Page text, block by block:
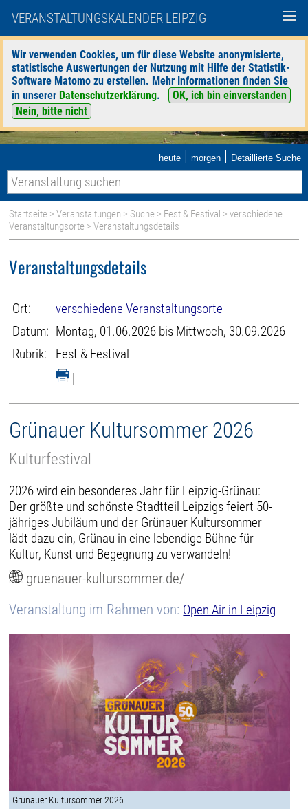
VERANSTALTUNGSKALENDER LEIPZIG
Wir verwenden Cookies, um für diese Website anonymisierte,
statistische Auswertungen der Nutzung mit Hilfe der Statistik-
Software Matomo zu erstellen. Mehr Informationen finden Sie
in unserer Datenschutzerklärung.
OK, ich bin einverstanden
Nein, bitte nicht
heute | morgen | Detaillierte Suche
Startseite >Veranstaltungen > Suche > Fest & Festival >verschiedene
Veranstaltungsorte > Veranstaltungsdetails
Veranstaltungsdetails
Ort:
verschiedene Veranstaltungsorte
Datum: Montag, 01.06.2026 bis Mittwoch, 30.09.2026
Rubrik:
Fest & Festival
|
Grünauer Kultursommer 2026
Kulturfestival
2026 wird ein besonderes Jahr für Leipzig-Grünau:
Der größte und schönste Stadtteil Leipzigs feiert 50-
jähriges Jubiläum und der Grünauer Kultursommer
lädt dazu ein, Grünau in eine lebendige Bühne für
Kultur, Kunst und Begegnung zu verwandeln!
gruenauer-kultursommer.de/
Veranstaltung im Rahmen von: Open Air in Leipzig
Grünauer Kultursommer 2026